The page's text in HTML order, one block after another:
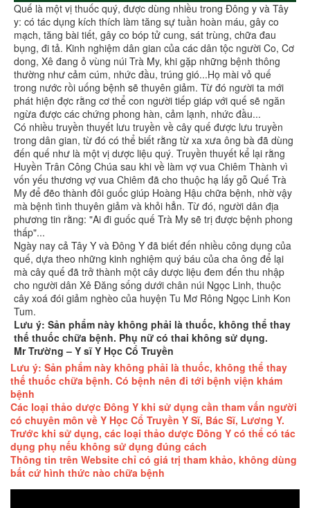
Quế là một vị thuốc quý, được dùng nhiều trong Đông y và Tây
y: có tác dụng kích thích làm tăng sự tuần hoàn máu, gây co
mạch, tăng bài tiết, gây co bóp tử cung, sát trùng, chữa đau
bụng, đi tả. Kinh nghiệm dân gian của các dân tộc người Co, Cơ
dong, Xê đang ỏ vùng núi Trà My, khi gặp những bệnh thông
thường như cảm cúm, nhức đầu, trúng gió...Họ mài vỏ quế
trong nước rồi uống bệnh sẽ thuyên giảm. Từ đó người ta mới
phát hiện đợc rằng cơ thể con người tiếp giáp với quế sẽ ngăn
ngừa được các chứng phong hàn, cảm lạnh, nhức đầu...
Có nhiều truyền thuyết lưu truyền về cây quế được lưu truyền
trong dân gian, từ đó có thể biết rằng từ xa xưa ông bà đã dùng
đến quế như là một vị dược liệu quý. Truyền thuyết kể lại rằng
Huyền Trân Công Chúa sau khi về làm vợ vua Chiêm Thành vì
vốn yếu thương vợ vua Chiêm đã cho thuộc hạ lấy gỗ Quế Trà
My để đẽo thành đôi guốc giúp Hoàng Hậu chữa bệnh, nhờ vậy
mà bệnh tình thuyên giảm và khỏi hẳn. Từ đó, người dân địa
phương tin rằng: "Ai đi guốc quế Trà My sẽ trị được bệnh phong
thấp"...
Ngày nay cả Tây Y và Đông Y đã biết đến nhiều công dụng của
quế, dựa theo những kinh nghiệm quý báu của cha ông để lại
mà cây quế đã trở thành một cây dược liệu đem đến thu nhập
cho người dân Xê Đăng sống dưới chân núi Ngọc Linh, thuộc
cây xoá đói giảm nghèo của huyện Tu Mơ Rông Ngọc Linh Kon
Tum.
Lưu ý: Sản phẩm này không phải là thuốc, không thể thay
thế thuốc chữa bệnh. Phụ nữ có thai không sử dụng.
Mr Trường – Y sĩ Y Học Cổ Truyền
Lưu ý: Sản phẩm này không phải là thuốc, không thể thay
thế thuốc chữa bệnh. Có bệnh nên đi tới bệnh viện khám
bệnh
Các loại thảo dược Đông Y khi sử dụng cần tham vấn người
có chuyên môn về Y Học Cổ Truyền Y Sĩ, Bác Sĩ, Lương Y.
Trước khi sử dụng, các loại thảo dược Đông Y có thể có tác
dụng phụ nếu không sử dụng đúng cách
Thông tin trên Website chỉ có giá trị tham khảo, không dùng
bất cứ hình thức nào chữa bệnh